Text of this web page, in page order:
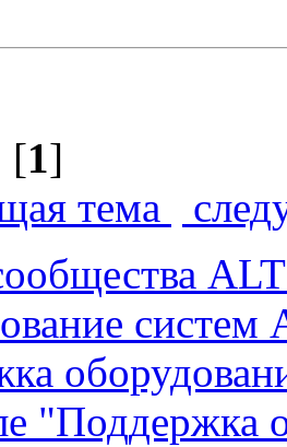
[1]
тема
систем
"Поддержка